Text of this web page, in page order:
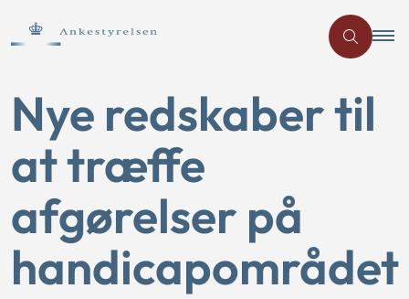
Nye redskaber til
at træffe
afgørelser på
handicapområdet